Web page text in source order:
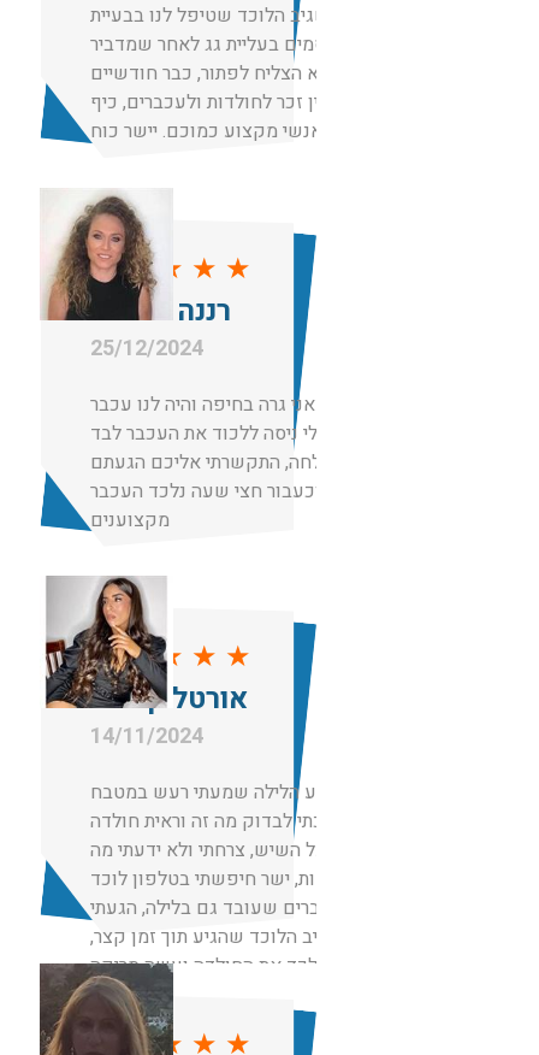
תודה לשגיב הלוכד שטיפל לנו בבעיית
מכרסמים בעליית גג לאחר שמדביר
אחר לא הצליח לפתור, כבר חודשיים
אחרי אין זכר לחולדות ולעכברים, כיף
שיש אנשי מקצוע כמוכם. יישר כוח
★★★ ★ ★
רננה מועלם
25/12/2024
תותחים! אני גרה בחיפה והיה לנו עכבר
בבית, בעלי ניסה ללכוד את העכבר לבד
ללא הצלחה, התקשרתי אליכם הגעתם
מקצוענים
★★★ ★ ★
אורטל קימחי
14/11/2024
באמצע הלילה שמעתי רעש במטבח
הלכתי לבדוק מה זה וראית חולדה
ענקית על השיש, צרחתי ולא ידעתי מה
לעשות, ישר חיפשתי בטלפון לוכד
עכברים שעובד גם בלילה, הגעתי
לשגיב הלוכד שהגיע תוך זמן קצר,
ממש לכד את החולדה ועשה סריקה
מקיפה והשאיר לי 2 מלכודות למקרה
ויש עוד והכל נעשה בחיוך ובמחיר
★ ★★ ★ ★